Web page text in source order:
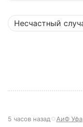
представляет
задачи выполняет
современной
Несчастный
5 часов назад АиФ Уфа